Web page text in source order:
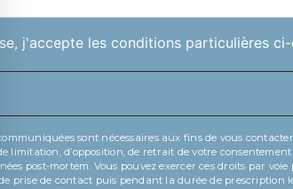
j'accepte les conditions particulières
sont nécessaires aux fins de vous
de limitation, d’opposition, de retrait de votre
post-mortem. Vous pouvez exercer ces droits par
prise de contact puis pendant la durée de